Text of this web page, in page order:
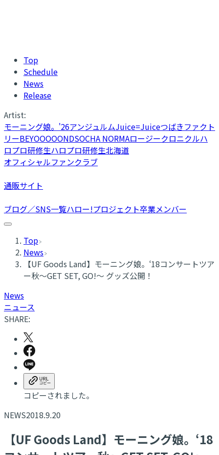
Top
Schedule
News
Release
Artist:
モーニング娘。'26アンジュルムJuice=Juiceつばきファクト
リーBEYOOOOONDSOCHA NORMAロージークロニクルハ
ロプロ研修生ハロプロ研修生北海道
オフィシャルファンクラブ
通販サイト
ブログ／SNS一覧ハロー!プロジェクト卒業メンバー
Top
News
【UF Goods Land】モーニング娘。‘18コンサートツア
ー秋～GET SET, GO!～ グッズ公開！
News
ニュース
SHARE:
コピーされました。
NEWS2018.9.20
【UF Goods Land】モーニング娘。‘18